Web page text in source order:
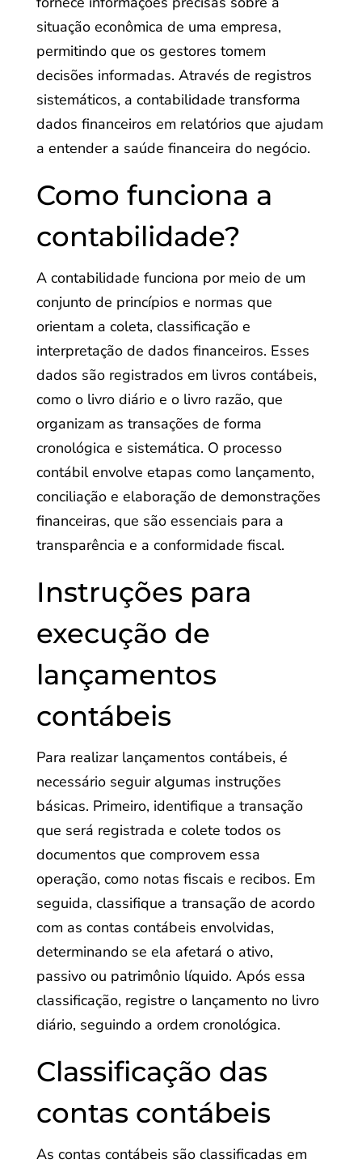
situação econômica de uma empresa,
permitindo que os gestores tomem
decisões informadas. Através de registros
sistemáticos, a contabilidade transforma
dados financeiros em relatórios que ajudam
a entender a saúde financeira do negócio.
Como funciona a
contabilidade?
A contabilidade funciona por meio de um
conjunto de princípios e normas que
orientam a coleta, classificação e
interpretação de dados financeiros. Esses
dados são registrados em livros contábeis,
como o livro diário e o livro razão, que
organizam as transações de forma
cronológica e sistemática. O processo
contábil envolve etapas como lançamento,
conciliação e elaboração de demonstrações
financeiras, que são essenciais para a
transparência e a conformidade fiscal.
Instruções para
execução de
lançamentos
contábeis
Para realizar lançamentos contábeis, é
necessário seguir algumas instruções
básicas. Primeiro, identifique a transação
que será registrada e colete todos os
documentos que comprovem essa
operação, como notas fiscais e recibos. Em
seguida, classifique a transação de acordo
com as contas contábeis envolvidas,
determinando se ela afetará o ativo,
passivo ou patrimônio líquido. Após essa
classificação, registre o lançamento no livro
diário, seguindo a ordem cronológica.
Classificação das
contas contábeis
As contas contábeis são classificadas em